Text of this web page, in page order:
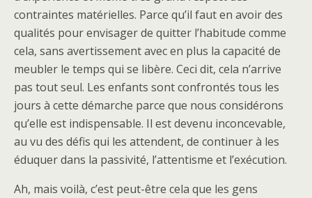
contraintes matérielles. Parce qu’il faut en avoir des
qualités pour envisager de quitter l’habitude comme
cela, sans avertissement avec en plus la capacité de
meubler le temps qui se libère. Ceci dit, cela n’arrive
pas tout seul. Les enfants sont confrontés tous les
jours à cette démarche parce que nous considérons
qu’elle est indispensable. Il est devenu inconcevable,
au vu des défis qui les attendent, de continuer à les
éduquer dans la passivité, l’attentisme et l’exécution.
Ah, mais voilà, c’est peut-être cela que les gens